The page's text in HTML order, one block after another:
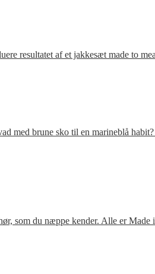
resultatet af et jakkesæt made to
med brune sko til en marineblå
som du næppe kender. Alle er Made